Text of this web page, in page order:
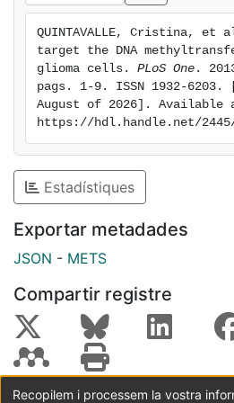
also to miR-221/222 oncogenic
GBM prognosis.
QUINTAVALLE, Cristina, et
target the DNA
glioma cells. PLoS One .
pags. 1-9. ISSN 1932-
August of 2026]. Available
https://hdl.handle.net/2445/
Estadístiques
Exportar metadades
JSON - METS
Compartir registre
Recopilem i processem la vostra